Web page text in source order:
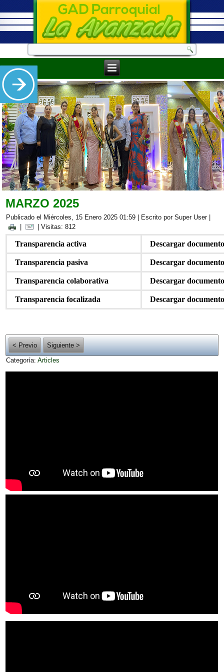
MARZO 2025
Publicado el Miércoles, 15 Enero 2025 01:59 Escrito por Super User|
| Visitas: 812
Transparencia activa Descargar
Transparencia pasiva Descargar
Transparencia colaborativa Descargar
Transparencia focalizada Descargar
< Previo
Siguiente >
Categoría:Articles